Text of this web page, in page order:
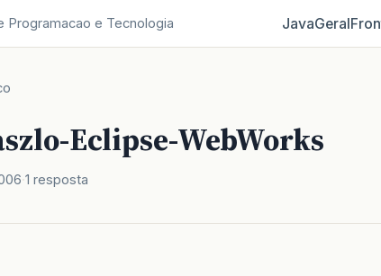
Programacao e Tecnologia JavaGeral
Eclipse-WebWorks
1 resposta